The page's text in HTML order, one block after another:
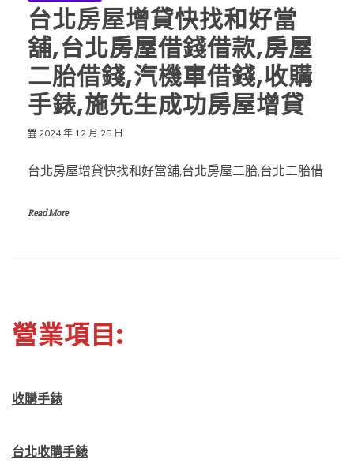
台北房屋增貸快找和好當
舖,台北房屋借錢借款,房屋
二胎借錢,汽機車借錢,收購
手錶,施先生成功房屋增貸
2024 年 12 月 25 日
台北房屋增貸快找和好當舖,台北房屋二胎,台北二胎借
Read More
營業項目:
收購手錶
台北收購手錶